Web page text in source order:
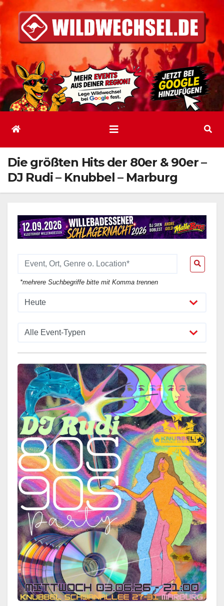
Inhalt
springen
Die größten Hits der 80er & 90er –
DJ Rudi – Knubbel – Marburg
*mehrere Suchbegriffe bitte mit Komma trennen